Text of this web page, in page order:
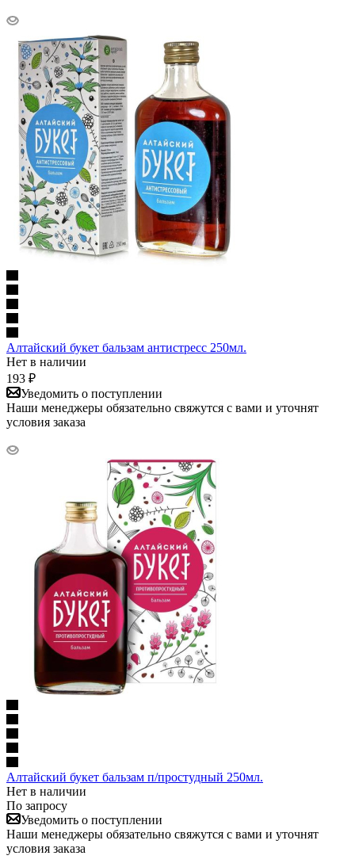
Алтайский букет бальзам антистресс 250мл.
Нет в наличии
193 ₽
Уведомить о поступлении
Наши менеджеры обязательно свяжутся с вами и уточнят
условия заказа
Алтайский букет бальзам п/простудный 250мл.
Нет в наличии
По запросу
Уведомить о поступлении
Наши менеджеры обязательно свяжутся с вами и уточнят
условия заказа